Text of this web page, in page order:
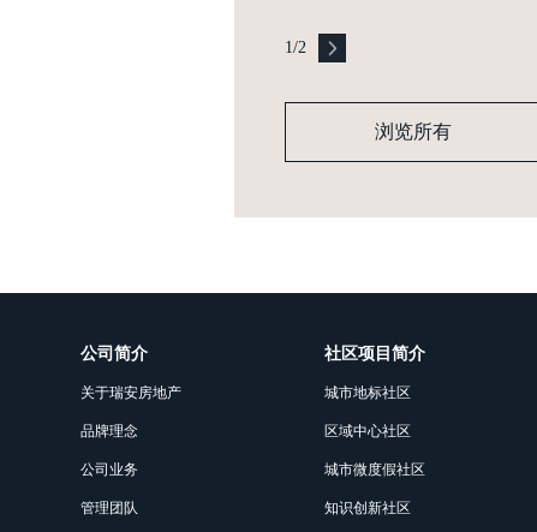
1 /2
浏览所有
公司简介
关于瑞安房地产
品牌理念
公司业务
管理团队
社区项目简介
城市地标社区
区域中心社区
城市微度假社区
知识创新社区